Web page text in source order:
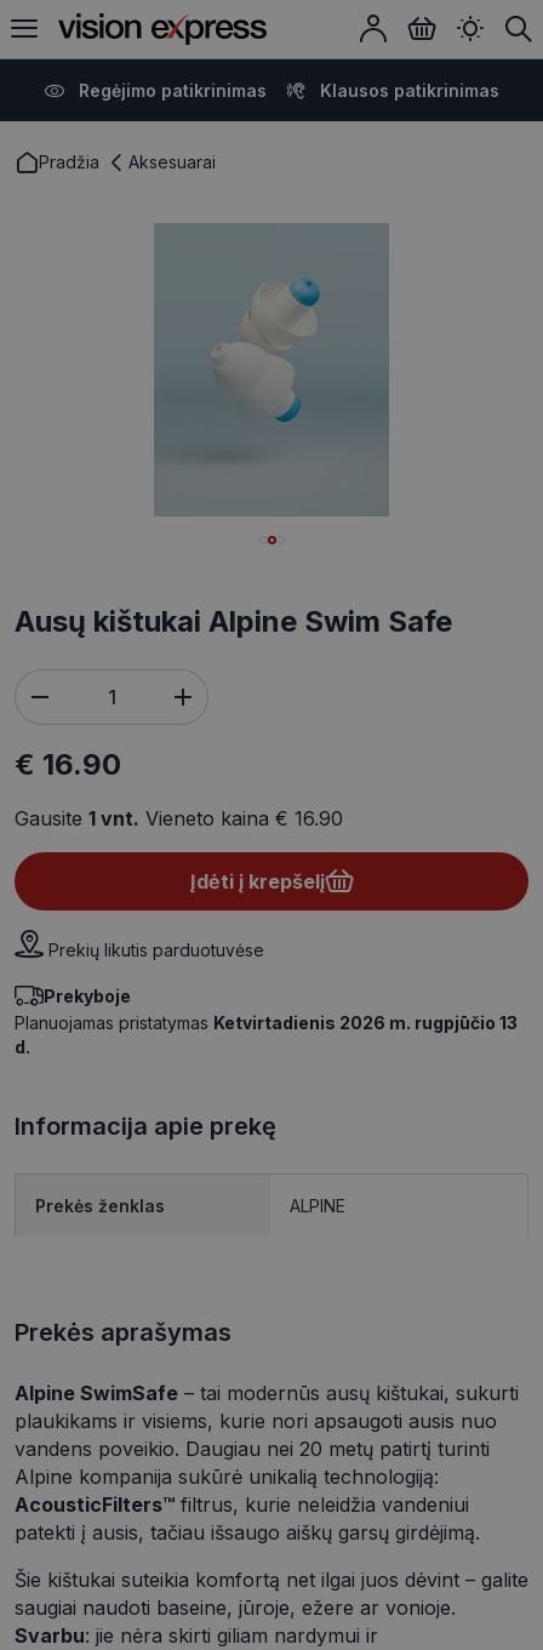
Regėjimo patikrinimas Klausos patikrinimas
Pradžia Aksesuarai
Ausų kištukai Alpine Swim Safe
€ 16.90
Gausite 1 vnt. Vieneto kaina € 16.90
Įdėti į krepšelį
Prekių likutis parduotuvėse
Prekyboje
Planuojamas pristatymas Ketvirtadienis 2026 m. rugpjūčio 13
d.
Informacija apie prekę
Prekės ženklas ALPINE
Prekės aprašymas
Alpine SwimSafe – tai modernūs ausų kištukai, sukurti
plaukikams ir visiems, kurie nori apsaugoti ausis nuo
vandens poveikio. Daugiau nei 20 metų patirtį turinti
Alpine kompanija sukūrė unikalią technologiją:
AcousticFilters™ filtrus, kurie neleidžia vandeniui
patekti į ausis, tačiau išsaugo aiškų garsų girdėjimą.
Šie kištukai suteikia komfortą net ilgai juos dėvint – galite
saugiai naudoti baseine, jūroje, ežere ar vonioje.
Svarbu: jie nėra skirti giliam nardymui ir